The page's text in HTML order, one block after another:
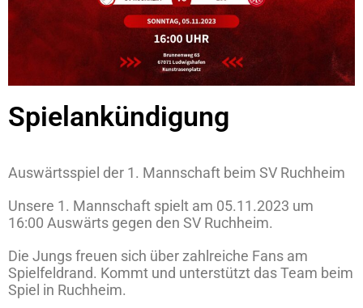
Spielankündigung
Auswärtsspiel der 1. Mannschaft beim SV Ruchheim
Unsere 1. Mannschaft spielt am 05.11.2023 um
16:00 Auswärts gegen den SV Ruchheim.
Die Jungs freuen sich über zahlreiche Fans am
Spielfeldrand. Kommt und unterstützt das Team beim
Spiel in Ruchheim.